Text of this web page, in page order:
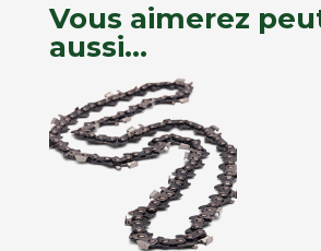
Vous aimerez
aussi…